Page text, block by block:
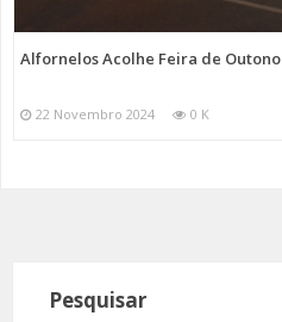
Alfornelos Acolhe Feira de Outono
22 Novembro 2024 0 K
Pesquisar